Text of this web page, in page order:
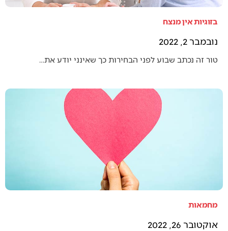
בזוגיות אין מנצח
נובמבר 2, 2022
טור זה נכתב שבוע לפני הבחירות כך שאינני יודע את…
מחמאות
אוקטובר 26, 2022